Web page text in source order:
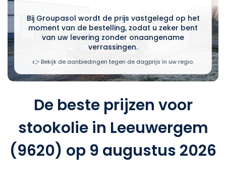
Bij Groupasol wordt de prijs vastgelegd op het
moment van de bestelling, zodat u zeker bent
van uw levering zonder onaangename
verrassingen.
👉 Bekijk de aanbiedingen tegen de dagprijs in uw regio.
De beste prijzen voor
stookolie in Leeuwergem
(9620) op 9 augustus 2026